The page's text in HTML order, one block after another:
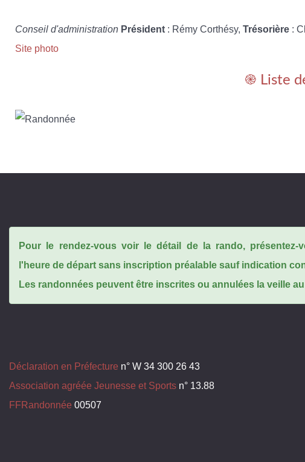
Conseil d'administration Président : Rémy Corthésy, Trésorière :
Site photo
֎ Liste
Pour le rendez-vous voir le détail de la rando, présentez-
l'heure de départ sans inscription préalable sauf indication
Les randonnées peuvent être inscrites ou annulées la veille
Déclaration en Préfecture n° W 34 300 26 43
Association agréée Jeunesse et Sports n° 13.88
FFRandonnée 00507